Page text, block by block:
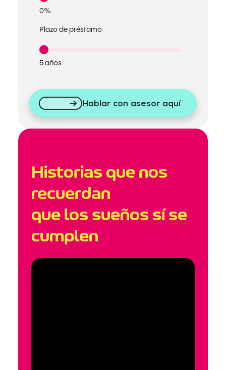
0%
Plazo de préstamo
5 años
Hablar con asesor aquí
Historias que nos
recuerdan
que los sueños sí se
cumplen